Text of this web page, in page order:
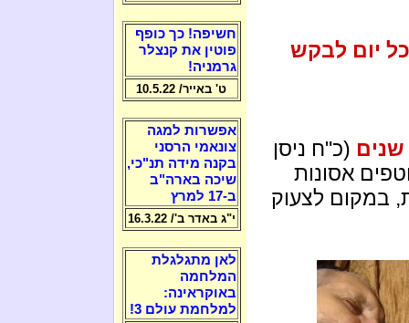
יום לבקש
(כ"ח ניסן
אסונות
במקום לצעוק
חשיפה! כך כופף
פוטין את קנצלר
גרמניה!
ט' באייר/ 10.5.22
אפשרות למגה
צונאמי הרסני
בקנה מידה תנ"כי,
שיכה בארה"ב
ב-17 למרץ
י"ג באדר ב'/ 16.3.22
לאן מתגלגלת
המלחמה
באוקראינה:
למלחמת עולם 3!